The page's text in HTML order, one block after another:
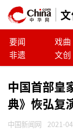
要闻 戏曲
非遗
文创
中国首部皇
典》恢弘复
中国新闻网 2021-